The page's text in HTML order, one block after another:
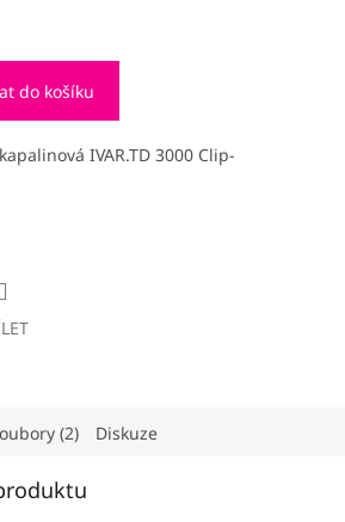
do košíku
IVAR.TD 3000 Clip-
(2) Diskuze